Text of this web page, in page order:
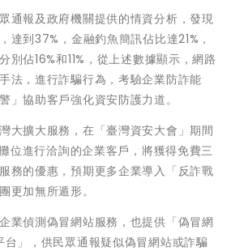
通報及政府機關提供的情資分析，發現
達到37%，金融釣魚簡訊佔比達21%，
別佔16%和11%，從上述數據顯示，網路
法，進行詐騙行為，考驗企業防詐能
」協助客戶強化資安防護力道。
大擴大服務，在「臺灣資安大會」期間
位進行洽詢的企業客戶，將獲得免費三
務的優惠，預期更多企業導入「反詐戰
更加無所遁形。
業偵測偽冒網站服務，也提供「偽冒網
」，供民眾通報疑似偽冒網站或詐騙